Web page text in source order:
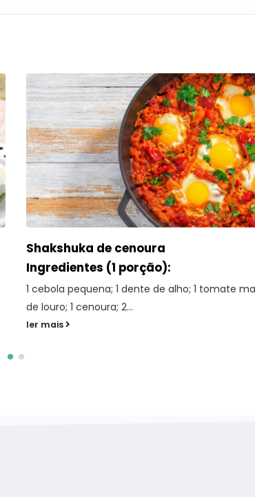
Salada de quinoa e abacate com
tangerina
Ingredientes (4 pessoas):
470ml de água 230g de quinoa 310g de
gomos 110g de pimento amarelo, sem